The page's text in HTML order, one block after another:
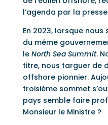
l’agenda par la
En 2023, lorsque
du même
le North Sea Summit.
titre, nous targuer de
offshore pionnier.
troisième sommet
pays semble faire
Monsieur le Ministre ?